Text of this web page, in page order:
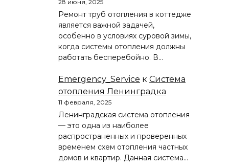
28 июня, 2025
Ремонт труб отопления в коттедже
является важной задачей,
особенно в условиях суровой зимы,
когда системы отопления должны
работать бесперебойно. В…
Emergency_Service к Система
отопления Ленинградка
11 февраля, 2025
Ленинградская система отопления
— это одна из наиболее
распространенных и проверенных
временем схем отопления частных
домов и квартир. Данная система…